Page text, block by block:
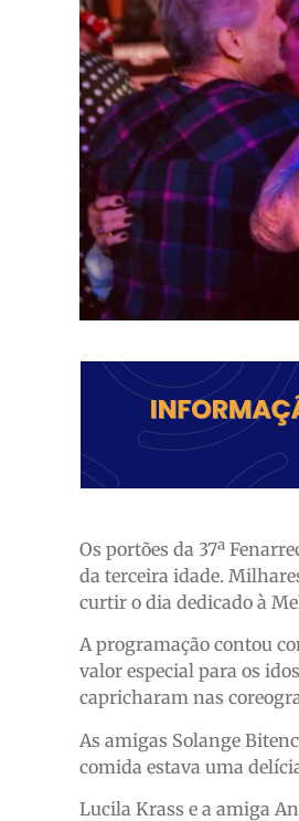
Os portões da 37ª
da terceira idade.
curtir o dia dedicado à
A programação contou
valor especial para os
capricharam nas
As amigas Solange
comida estava uma
Lucila Krass e a amiga